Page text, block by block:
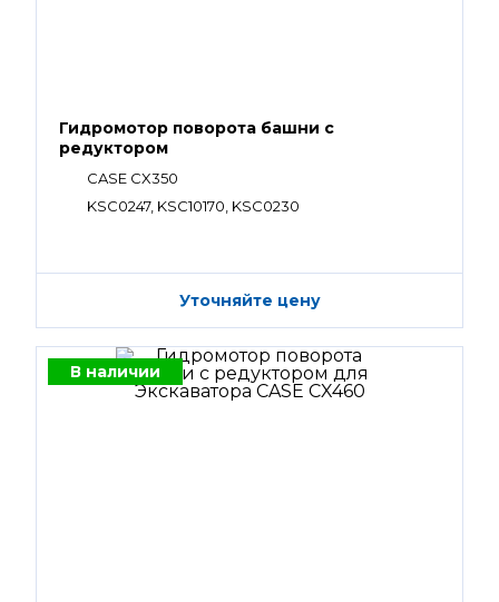
Гидромотор поворота башни с
редуктором
CASE CX350
KSC0247, KSC10170, KSC0230
Уточняйте цену
В наличии